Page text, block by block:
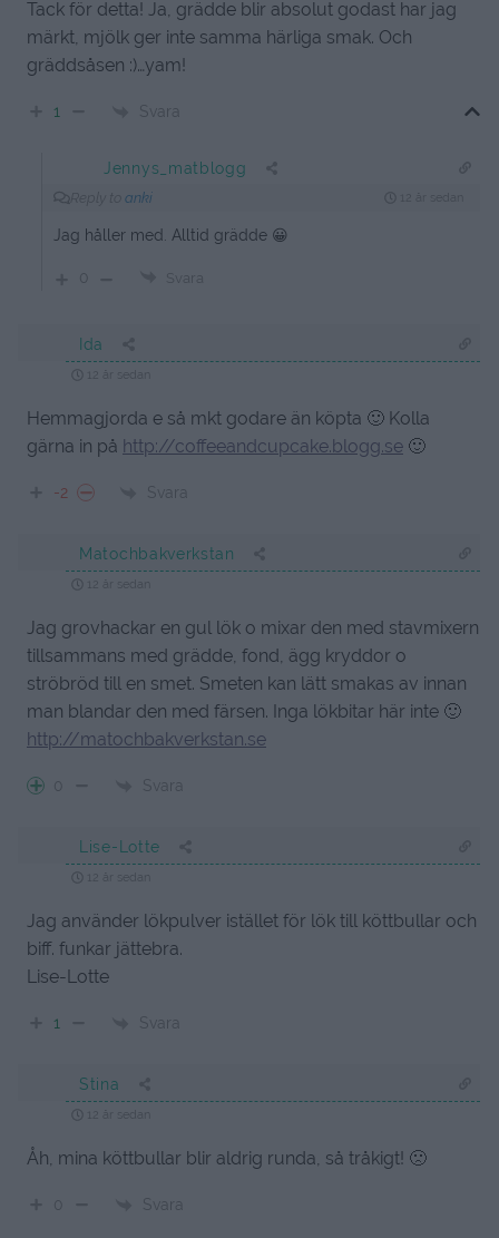
Tack för detta! Ja, grädde blir absolut godast har jag
märkt, mjölk ger inte samma härliga smak. Och
gräddsåsen :)…yam!
1 Svara
Jennys_matblogg
anki
Jag håller med. Alltid grädde 😀
0 Svara
Ida
12 år sedan
Hemmagjorda e så mkt godare än köpta 🙂 Kolla
gärna in på http://coffeeandcupcake.blogg.se 🙂
-2 Svara
Matochbakverkstan
12 år sedan
Jag grovhackar en gul lök o mixar den med stavmixern
tillsammans med grädde, fond, ägg kryddor o
ströbröd till en smet. Smeten kan lätt smakas av innan
man blandar den med färsen. Inga lökbitar här inte 🙂
http://matochbakverkstan.se
0 Svara
Lise-Lotte
12 år sedan
Jag använder lökpulver istället för lök till köttbullar och
biff. funkar jättebra.
Lise-Lotte
1 Svara
Stina
12 år sedan
Åh, mina köttbullar blir aldrig runda, så tråkigt! 🙁
0 Svara